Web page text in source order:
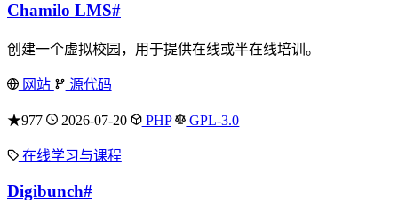
Chamilo LMS#
创建一个虚拟校园，用于提供在线或半在线培训。
网站 源代码
★977 2026-07-20 PHP GPL-3.0
在线学习与课程
Digibunch#